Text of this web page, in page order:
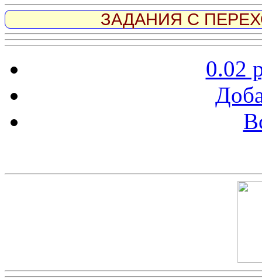
ЗАДАНИЯ С
0.02